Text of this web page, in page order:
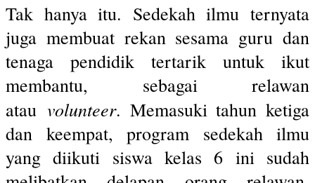
Tak hanya itu. Sedekah ilmu ternyata
juga membuat rekan sesama guru dan
tenaga pendidik tertarik untuk ikut
membantu, sebagai relawan
atau volunteer. Memasuki tahun ketiga
dan keempat, program sedekah ilmu
yang diikuti siswa kelas 6 ini sudah